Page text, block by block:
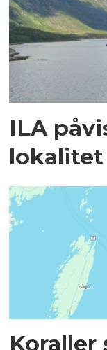
ILA
lokalitet
Koraller